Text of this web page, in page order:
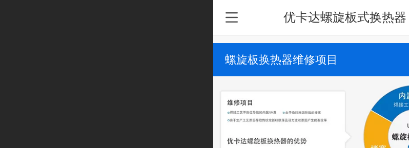
优卡达螺旋板式换热器
螺旋板换热器维修项目